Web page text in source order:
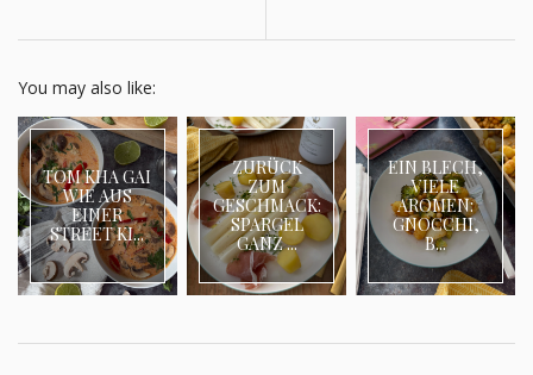
You may also like:
TOM KHA GAI
WIE AUS
EINER
STREET KI...
ZURÜCK
ZUM
GESCHMACK:
SPARGEL
GANZ ...
EIN BLECH,
VIELE
AROMEN:
GNOCCHI,
B...